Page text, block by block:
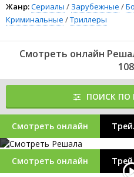
Жанр:Сериалы / Зарубежные /
Криминальные /Триллеры
Смотреть онлайн
ПОИСК ПО
Смотреть онлайн
Смотреть онлайн